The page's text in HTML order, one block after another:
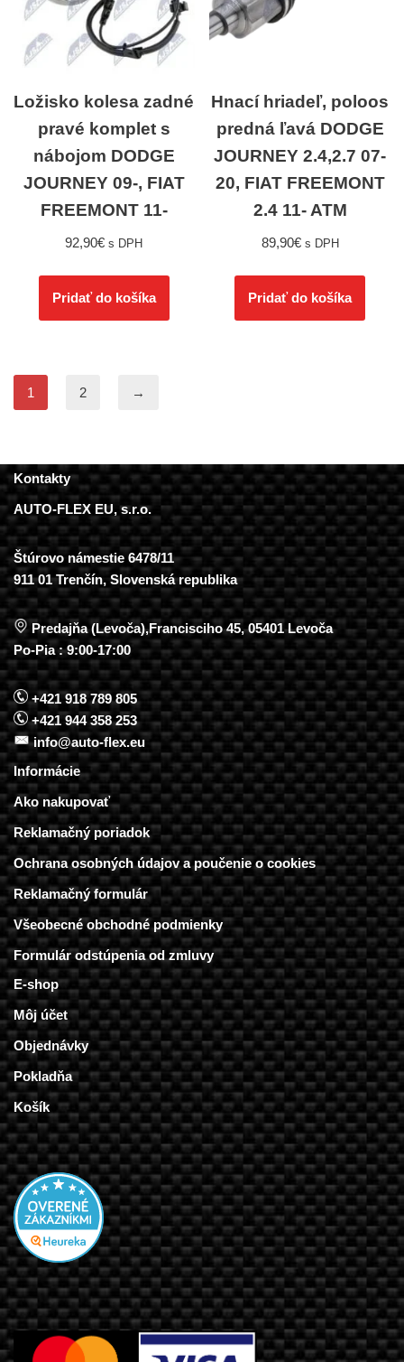
Ložisko kolesa zadné
pravé komplet s
nábojom DODGE
JOURNEY 09-, FIAT
FREEMONT 11-
92,90€ s DPH
Pridať do košíka
Hnací hriadeľ, poloos
predná ľavá DODGE
JOURNEY 2.4,2.7 07-
20, FIAT FREEMONT
2.4 11- ATM
89,90€ s DPH
Pridať do košíka
1 2 →
Kontakty
AUTO-FLEX EU, s.r.o.
Štúrovo námestie 6478/11
911 01 Trenčín, Slovenská republika
Predajňa (Levoča),Francisciho 45, 05401 Levoča
Po-Pia : 9:00-17:00
+421 918 789 805
+421 944 358 253
info@auto-flex.eu
Informácie
Ako nakupovať
Reklamačný poriadok
Ochrana osobných údajov a poučenie o cookies
Reklamačný formulár
Všeobecné obchodné podmienky
Formulár odstúpenia od zmluvy
E-shop
Môj účet
Objednávky
Pokladňa
Košík